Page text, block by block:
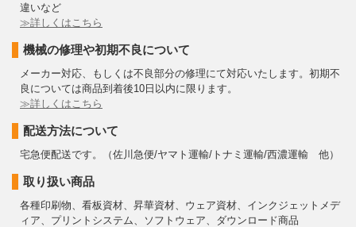
違いなど
≫詳しくはこちら
機械の修理や初期不良について
メーカー対応、もしくは不良部分の修理にて対応いたします。初期不
良については商品到着後10日以内に限ります。
≫詳しくはこちら
配送方法について
宅急便配送です。（佐川急便/ヤマト運輸/トナミ運輸/西濃運輸 他）
取り扱い商品
各種印刷物、看板資材、昇華資材、ウェア資材、インクジェットメデ
ィア、プリントシステム、ソフトウェア、ダウンロード商品